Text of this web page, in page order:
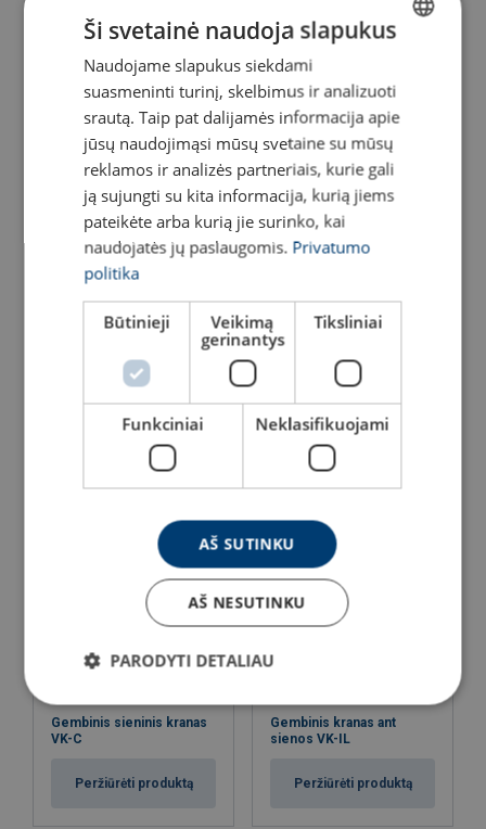
Traversa didmaišiams
kelti Powertex LBB
Peržiūrėti produktą
Atraminis gembinis kranas
Peržiūrėti produktą
Peržiūrėti produktą
kolonos SK-IL
Peržiūrėti produktą
Gembinis sieninis kranas
VK-C
Peržiūrėti produktą
Gembinis kranas ant
sienos VK-IL
Peržiūrėti produktą
LITHUANIAN
ENGLISH TRANSLATION
Ši svetainė naudoja slapukus
Naudojame slapukus siekdami
suasmeninti turinį, skelbimus ir analizuoti
srautą. Taip pat dalijamės informacija apie
jūsų naudojimąsi mūsų svetaine su mūsų
reklamos ir analizės partneriais, kurie gali
ją sujungti su kita informacija, kurią jiems
pateikėte arba kurią jie surinko, kai
naudojatės jų paslaugomis. Privatumo
politika
Būtinieji
Veikimą
gerinantys
Tiksliniai
Funkciniai Neklasifikuojami
AŠ SUTINKU
AŠ NESUTINKU
PARODYTI DETALIAU